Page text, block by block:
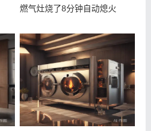
燃气灶烧了8分钟自动熄火